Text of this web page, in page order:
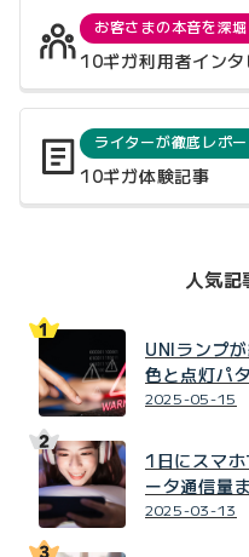
お客さまの本音を深
10ギガ利用者インタ
ライターが徹底レポ
10ギガ体験記事
人気
UNIランプ
色と点灯パ
2025-05-15
1日にスマ
ータ通信量
2025-03-13